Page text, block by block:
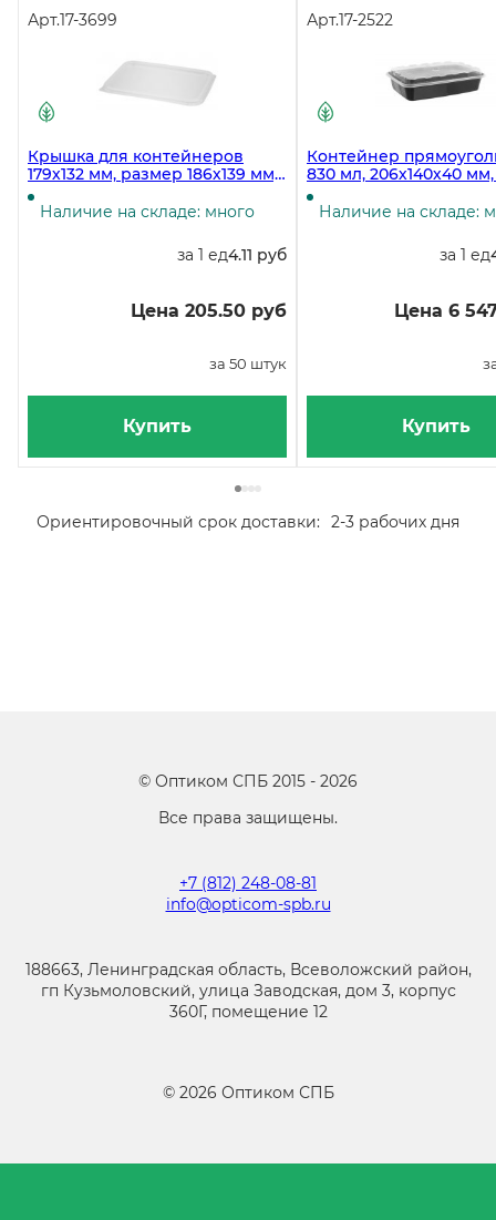
Арт.17-3699
Крышка для контейнеров
179х132 мм, размер 186х139 мм,
прозрачная ПП, 50 штук
Наличие на складе: много
за 1 ед4.11 руб
Цена 205.50 руб
за 50 штук
Купить
Арт.17-2522
Контейнер
830 мл, 206х140х40 мм,
секционный, с
черный, 150 штук
Наличие на складе:
за 1 ед
Цена 6
Купить
Ориентировочный срок доставки: 2-3 рабочих дня
© Оптиком СПБ 2015 - 2026
Все права защищены.
+7 (812) 248-08-81
info@opticom-spb.ru
188663, Ленинградская область, Всеволожский район,
гп Кузьмоловский, улица Заводская, дом 3, корпус
360Г, помещение 12
© 2026 Оптиком СПБ